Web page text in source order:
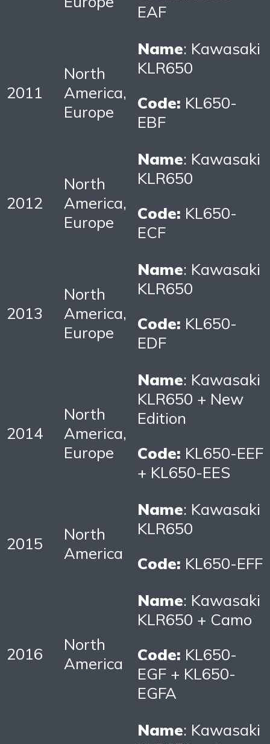
EAF
2011
North
America,
Europe
Name: Kawasaki
KLR650
Code: KL650-
EBF
2012
North
America,
Europe
Name: Kawasaki
KLR650
Code: KL650-
ECF
2013
North
America,
Europe
Name: Kawasaki
KLR650
Code: KL650-
EDF
2014
North
America,
Europe
Name: Kawasaki
KLR650 + New
Edition
Code: KL650-EEF
+ KL650-EES
2015
North
America
Name: Kawasaki
KLR650
Code: KL650-EFF
2016
North
America
Name: Kawasaki
KLR650 + Camo
Code: KL650-
EGF + KL650-
EGFA
Name: Kawasaki